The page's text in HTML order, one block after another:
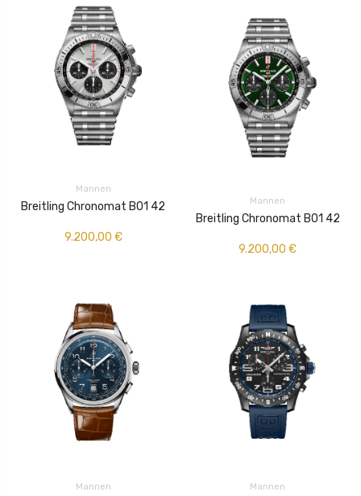
Mannen
Breitling Chronomat B01 42
9.200,00 €
Mannen
Breitling Chronomat B01 42
9.200,00 €
Mannen Mannen